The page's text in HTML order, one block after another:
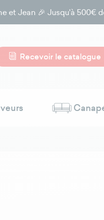
et Jean 🎉 Jusqu'à 500€
Recevoir le catalogue